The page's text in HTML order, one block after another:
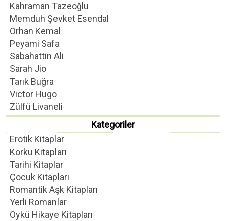
Kahraman Tazeoğlu
Memduh Şevket Esendal
Orhan Kemal
Peyami Safa
Sabahattin Ali
Sarah Jio
Tarık Buğra
Victor Hugo
Zülfü Livaneli
Kategoriler
Erotik Kitaplar
Korku Kitapları
Tarihi Kitaplar
Çocuk Kitapları
Romantik Aşk Kitapları
Yerli Romanlar
Öykü Hikaye Kitapları